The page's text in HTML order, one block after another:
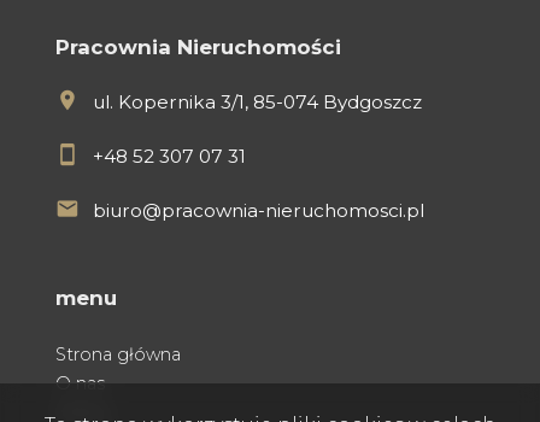
Pracownia Nieruchomości
ul. Kopernika 3/1, 85-074 Bydgoszcz
+48 52 307 07 31
biuro@pracownia-nieruchomosci.pl
menu
Strona główna
O nas